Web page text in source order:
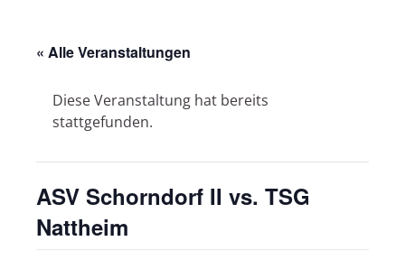
« Alle Veranstaltungen
Diese Veranstaltung hat bereits
stattgefunden.
ASV Schorndorf II vs. TSG
Nattheim